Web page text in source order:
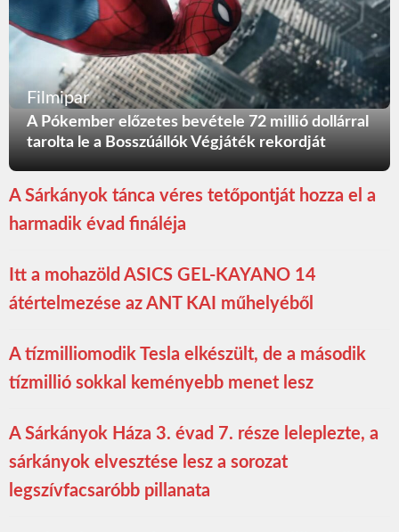
Filmipar
A Pókember előzetes bevétele 72 millió dollárral
tarolta le a Bosszúállók Végjáték rekordját
A Sárkányok tánca véres tetőpontját hozza el a
harmadik évad fináléja
Itt a mohazöld ASICS GEL-KAYANO 14
átértelmezése az ANT KAI műhelyéből
A tízmilliomodik Tesla elkészült, de a második
tízmillió sokkal keményebb menet lesz
A Sárkányok Háza 3. évad 7. része leleplezte, a
sárkányok elvesztése lesz a sorozat
legszívfacsaróbb pillanata